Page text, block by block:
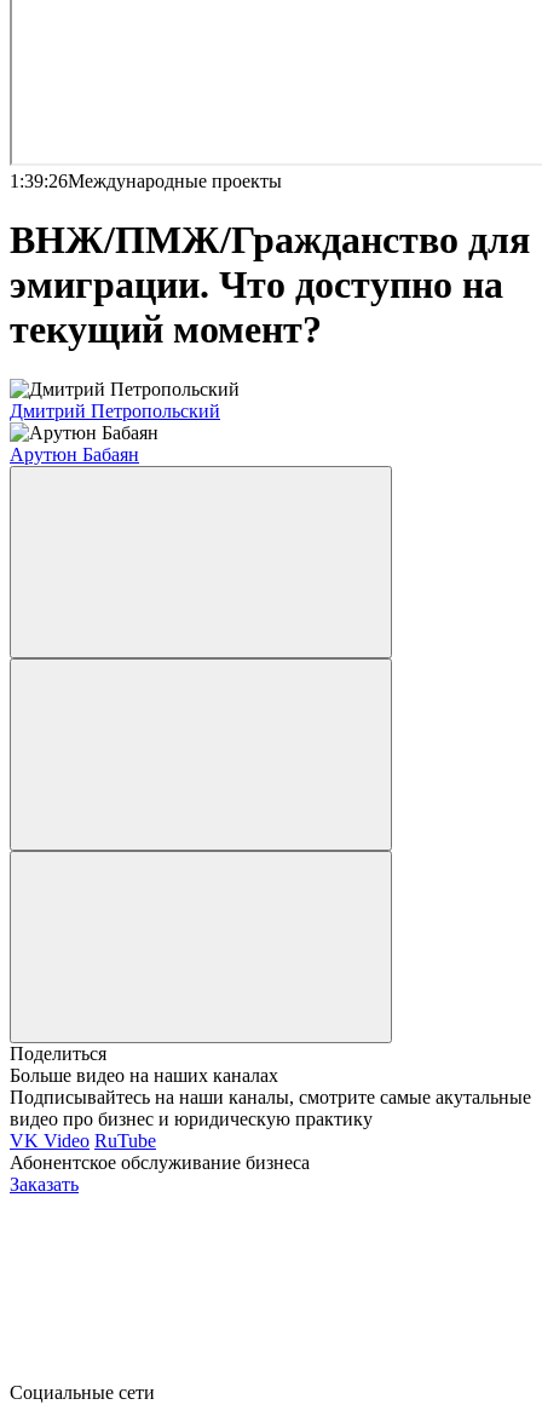
1:39:26Международные проекты
ВНЖ/ПМЖ/Гражданство для
эмиграции. Что доступно на
текущий момент?
Дмитрий Петропольский
Арутюн Бабаян
Поделиться
Больше видео на наших каналах
Подписывайтесь на наши каналы, смотрите самые акутальные
видео про бизнес и юридическую практику
VK Video RuTube
Абонентское обслуживание бизнеса
Заказать
Социальные сети